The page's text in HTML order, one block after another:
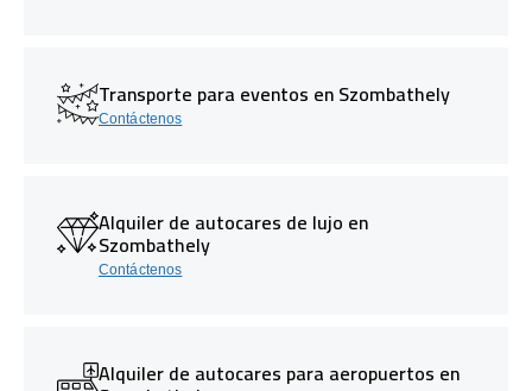
Transporte para eventos en Szombathely
Contáctenos
Alquiler de autocares de lujo en
Szombathely
Contáctenos
Alquiler de autocares para aeropuertos en